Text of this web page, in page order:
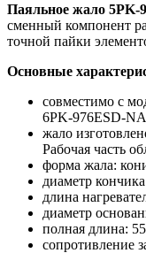
Паяльное жало
сменный компонент
точной пайки
Основные
совместимо с
6PK-976ESD-
жало
Рабочая часть
форма жала:
диаметр
длина
диаметр
полная длина:
сопротивление